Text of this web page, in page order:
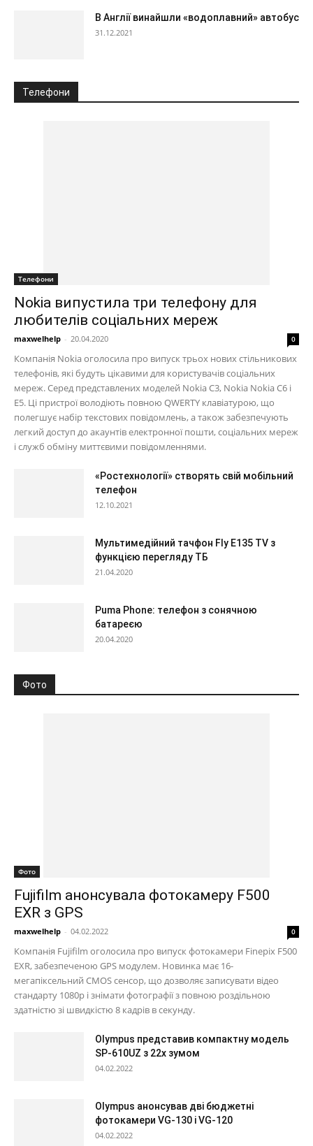
В Англії винайшли «водоплавний» автобус
31.12.2021
Телефони
Телефони
Nokia випустила три телефону для
любителів соціальних мереж
maxwelhelp - 20.04.2020 0
Компанія Nokia оголосила про випуск трьох нових стільникових
телефонів, які будуть цікавими для користувачів соціальних
мереж. Серед представлених моделей Nokia C3, Nokia Nokia C6 і
E5. Ці пристрої володіють повною QWERTY клавіатурою, що
полегшує набір текстових повідомлень, а також забезпечують
легкий доступ до акаунтів електронної пошти, соціальних мереж
і служб обміну миттєвими повідомленнями.
«Ростехнології» створять свій мобільний
телефон
12.10.2021
Мультимедійний тачфон Fly E135 TV з
функцією перегляду ТБ
21.04.2020
Puma Phone: телефон з сонячною
батареєю
20.04.2020
Фото
Фото
Fujifilm анонсувала фотокамеру F500
EXR з GPS
maxwelhelp - 04.02.2022 0
Компанія Fujifilm оголосила про випуск фотокамери Finepix F500
EXR, забезпеченою GPS модулем. Новинка має 16-
мегапіксельний CMOS сенсор, що дозволяє записувати відео
стандарту 1080p і знімати фотографії з повною роздільною
здатністю зі швидкістю 8 кадрів в секунду.
Olympus представив компактну модель
SP-610UZ з 22х зумом
04.02.2022
Olympus анонсував дві бюджетні
фотокамери VG-130 і VG-120
04.02.2022